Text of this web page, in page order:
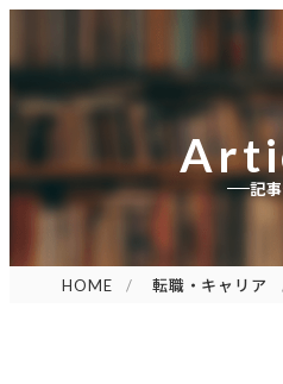
記事
HOME 転職・キャリア